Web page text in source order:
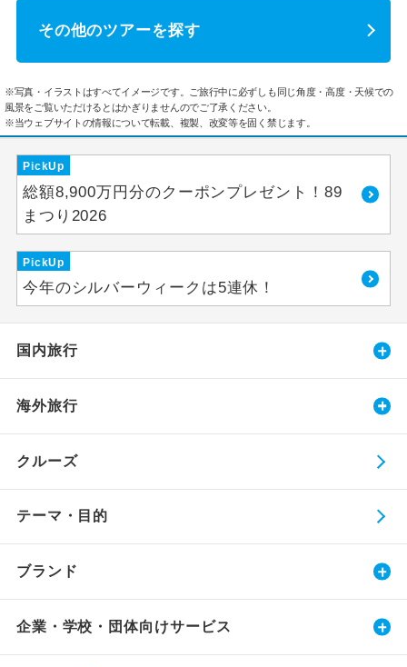
その他のツアーを探す
※写真・イラストはすべてイメージです。ご旅行中に必ずしも同じ角度・高度・天候での
風景をご覧いただけるとはかぎりませんのでご了承ください。
※当ウェブサイトの情報について転載、複製、改変等を固く禁じます。
PickUp
総額8,900万円分のクーポンプレゼント！89
まつり2026
PickUp
今年のシルバーウィークは5連休！
国内旅行
海外旅行
クルーズ
テーマ・目的
ブランド
企業・学校・団体向けサービス